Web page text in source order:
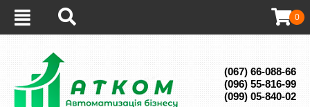
(067) 66-088-66
(096) 55-816-99
(099) 05-840-02
0